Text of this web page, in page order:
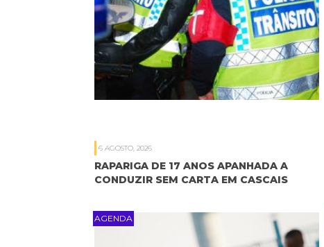
6 AGOSTO, 2026
RAPARIGA DE 17 ANOS APANHADA A
CONDUZIR SEM CARTA EM CASCAIS
AGENDA